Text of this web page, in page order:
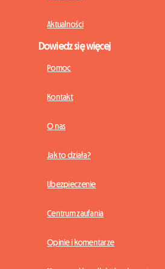
Aktualności
Dowiedz się więcej
Pomoc
Kontakt
O nas
Jak to działa?
Ubezpieczenie
Centrum zaufania
Opinie i komentarze